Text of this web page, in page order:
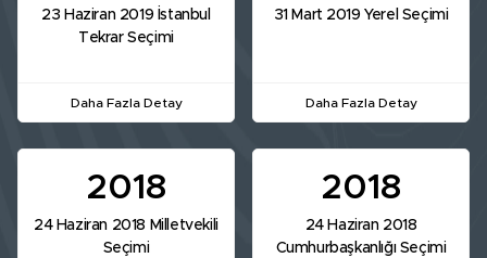
23 Haziran 2019 İstanbul
Tekrar Seçimi
Daha Fazla Detay
31 Mart 2019 Yerel Seçimi
Daha Fazla Detay
2018
24 Haziran 2018 Milletvekili
Seçimi
2018
24 Haziran 2018
Cumhurbaşkanlığı Seçimi